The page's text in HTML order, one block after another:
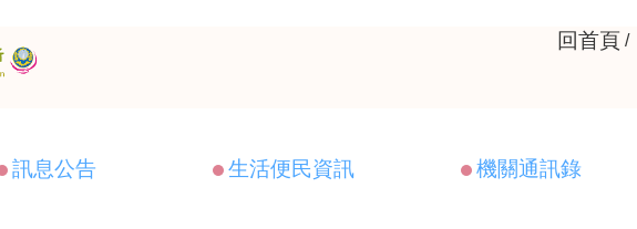
回首頁
訊息公告 生活便民資訊 機關通訊錄